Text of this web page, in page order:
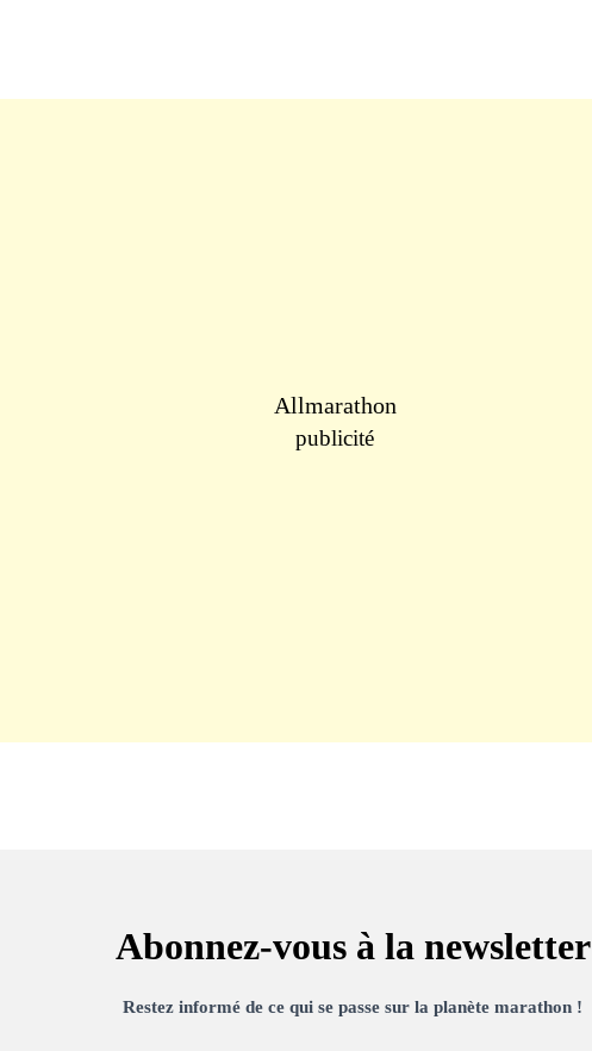
Allmarathon
publicité
Abonnez-vous à la newsletter
Restez informé de ce qui se passe sur la planète marathon !